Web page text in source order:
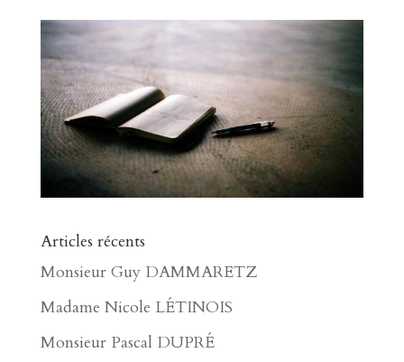
Articles récents
Monsieur Guy DAMMARETZ
Madame Nicole LÉTINOIS
Monsieur Pascal DUPRÉ